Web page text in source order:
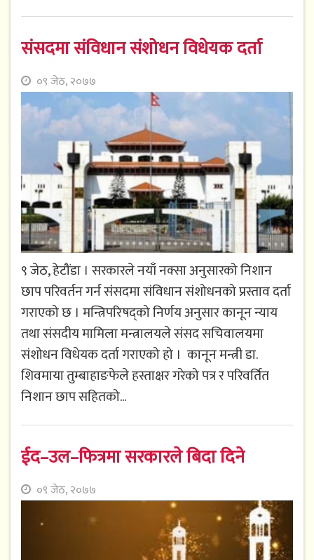
संसदमा संविधान संशोधन विधेयक दर्ता
०९ जेठ, २०७७
९ जेठ, हेटौंडा । सरकारले नयाँ नक्सा अनुसारको निशान
छाप परिवर्तन गर्न संंसदमा संविधान संशोधनको प्रस्ताव दर्ता
गराएको छ । मन्त्रिपरिषद्को निर्णय अनुसार कानून न्याय
तथा संसदीय मामिला मन्त्रालयले संसद सचिवालयमा
संशोधन विधेयक दर्ता गराएको हो । कानून मन्त्री डा.
शिवमाया तुम्बाहाङफेले हस्ताक्षर गरेको पत्र र परिवर्तित
निशान छाप सहितको...
ईद–उल–फित्रमा सरकारले बिदा दिने
०९ जेठ, २०७७